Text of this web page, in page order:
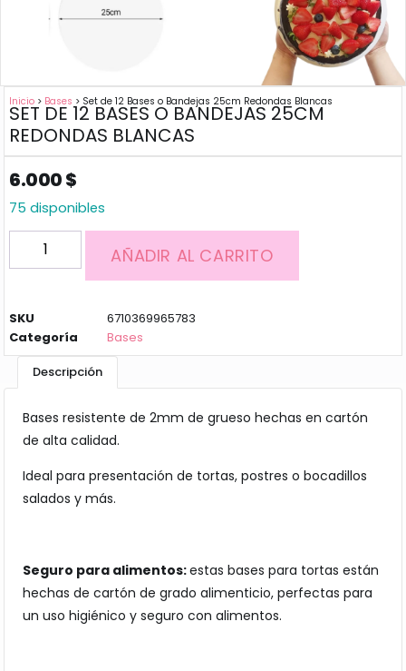
Inicio > Bases > Set de 12 Bases o Bandejas 25cm Redondas Blancas
SET DE 12 BASES O BANDEJAS 25CM
REDONDAS BLANCAS
6.000$
75 disponibles
AÑADIR AL CARRITO
SKU
6710369965783
Categoría
Bases
Descripción
Bases resistente de 2mm de grueso hechas en cartón
de alta calidad.
Ideal para presentación de tortas, postres o bocadillos
salados y más.
Seguro para alimentos:estas bases para tortas están
hechas de cartón de grado alimenticio, perfectas para
un uso higiénico y seguro con alimentos.